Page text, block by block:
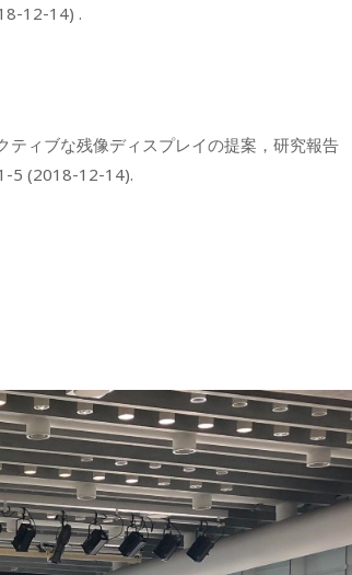
12-14) .
ィブな残像ディスプレイの提案，研究報告
5 (2018-12-14).